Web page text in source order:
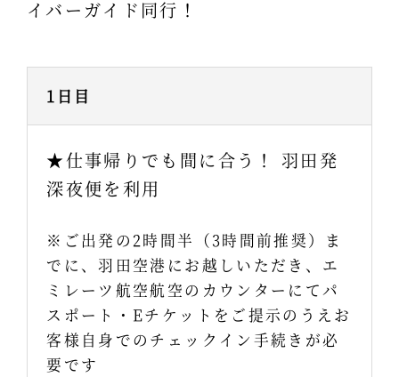
イバーガイド同行！
1日目
★仕事帰りでも間に合う！ 羽田発
深夜便を利用
※ご出発の2時間半（3時間前推奨）ま
でに、羽田空港にお越しいただき、エ
ミレーツ航空航空のカウンターにてパ
スポート・Eチケットをご提示のうえお
客様自身でのチェックイン手続きが必
要です